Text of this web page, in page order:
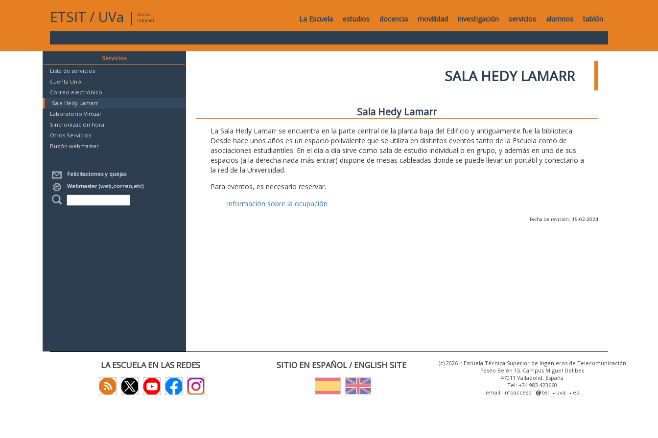
ETSIT / UVa |
Acceso
Intranet
La Escuela estudios docencia movilidad investigación servicios alumnos tablón
Servicios
Lista de servicios
Cuenta Unix
Correo electrónico
Sala Hedy Lamarr
Laboratorio Virtual
Sincronización hora
Otros Servicios
Buzón webmaster
Felicitaciones y quejas
Webmaster (web,correo,etc)
SALA HEDY LAMARR
Sala Hedy Lamarr
La Sala Hedy Lamarr se encuentra en la parte central de la planta baja del Edificio y antiguamente fue la biblioteca.
Desde hace unos años es un espacio polivalente que se utiliza en distintos eventos tanto de la Escuela como de
asociaciones estudiantiles. En el día a día sirve como sala de estudio individual o en grupo, y además en uno de sus
espacios (a la derecha nada más entrar) dispone de mesas cableadas donde se puede llevar un portátil y conectarlo a
la red de la Universidad.
Para eventos, es necesario reservar.
Información sobre la ocupación
Fecha de revisión: 15-02-2024
LA ESCUELA EN LAS REDES SITIO EN ESPAÑOL / ENGLISH SITE
(c) 2026 :: Escuela Técnica Superior de Ingenieros de Telecomunicación
Paseo Belén 15. Campus Miguel Delibes
47011 Valladolid, España
Tel: +34 983 423660
email: infoacceso
tel uva es